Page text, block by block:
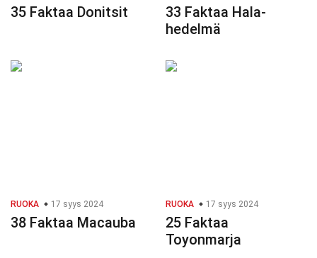
35 Faktaa Donitsit
33 Faktaa Hala-
hedelmä
RUOKA 17 syys 2024
38 Faktaa Macauba
RUOKA 17 syys 2024
25 Faktaa
Toyonmarja